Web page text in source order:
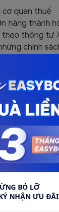
BỎ LỠ
NHẬN ƯU ĐÃI
quan thuế
hàng thành
theo thông tư
chính
cả khi có
mong muốn
đa kênh
kế toán
cáo chi
vụ nhập liệu
MỀM